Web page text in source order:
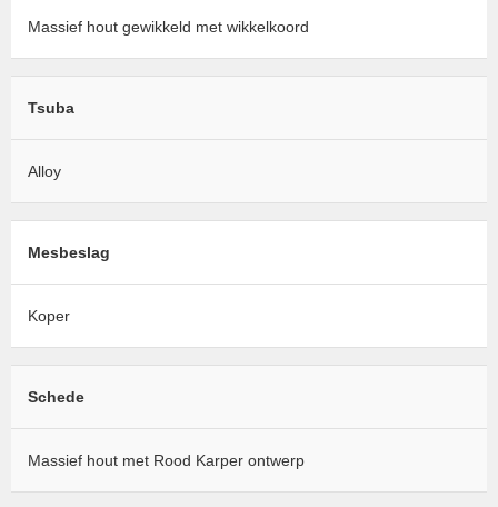
Massief hout gewikkeld met wikkelkoord
Tsuba
Alloy
Mesbeslag
Koper
Schede
Massief hout met Rood Karper ontwerp